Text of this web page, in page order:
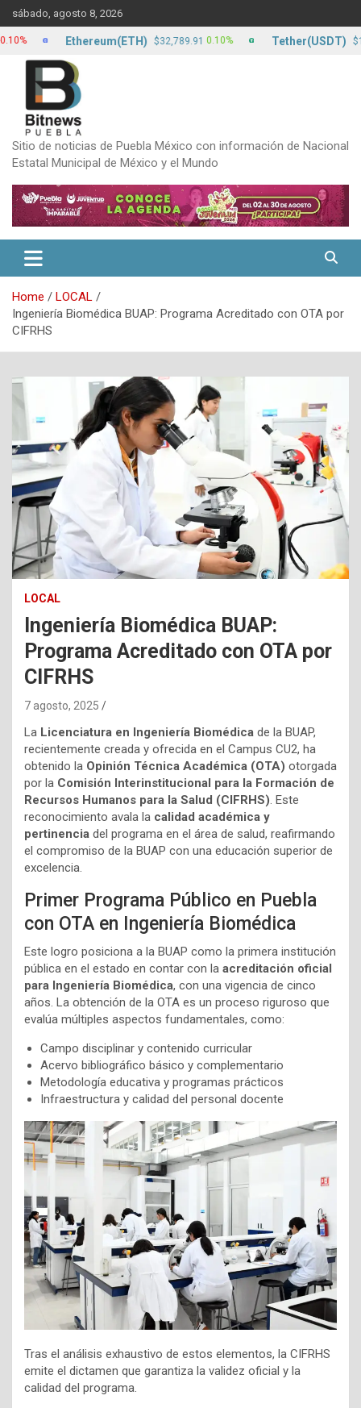
Skip
to
content
sábado, agosto 8, 2026
Sitio de noticias de Puebla México con información de Nacional
Estatal Municipal de México y el Mundo
Home
LOCAL
Ingeniería Biomédica BUAP: Programa Acreditado con OTA por
CIFRHS
LOCAL
Ingeniería Biomédica BUAP:
Programa Acreditado con OTA por
CIFRHS
7 agosto, 2025
La Licenciatura en Ingeniería Biomédica de la BUAP,
recientemente creada y ofrecida en el Campus CU2, ha
obtenido la Opinión Técnica Académica (OTA) otorgada
por la Comisión Interinstitucional para la Formación de
Recursos Humanos para la Salud (CIFRHS). Este
reconocimiento avala la calidad académica y
pertinencia del programa en el área de salud, reafirmando
el compromiso de la BUAP con una educación superior de
excelencia.
Primer Programa Público en Puebla
con OTA en Ingeniería Biomédica
Este logro posiciona a la BUAP como la primera institución
pública en el estado en contar con la acreditación oficial
para Ingeniería Biomédica, con una vigencia de cinco
años. La obtención de la OTA es un proceso riguroso que
evalúa múltiples aspectos fundamentales, como:
Campo disciplinar y contenido curricular
Acervo bibliográfico básico y complementario
Metodología educativa y programas prácticos
Infraestructura y calidad del personal docente
Tras el análisis exhaustivo de estos elementos, la CIFRHS
emite el dictamen que garantiza la validez oficial y la
calidad del programa.
Ethereum(ETH) $32,789.91 0.10% Tether(USDT) $17.13